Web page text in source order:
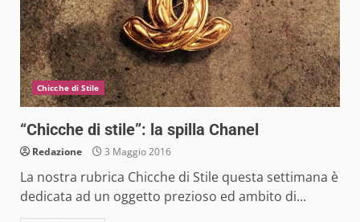
Chicche di Stile
“Chicche di stile”: la spilla Chanel
Redazione 3 Maggio 2016
La nostra rubrica Chicche di Stile questa settimana è
dedicata ad un oggetto prezioso ed ambito di...